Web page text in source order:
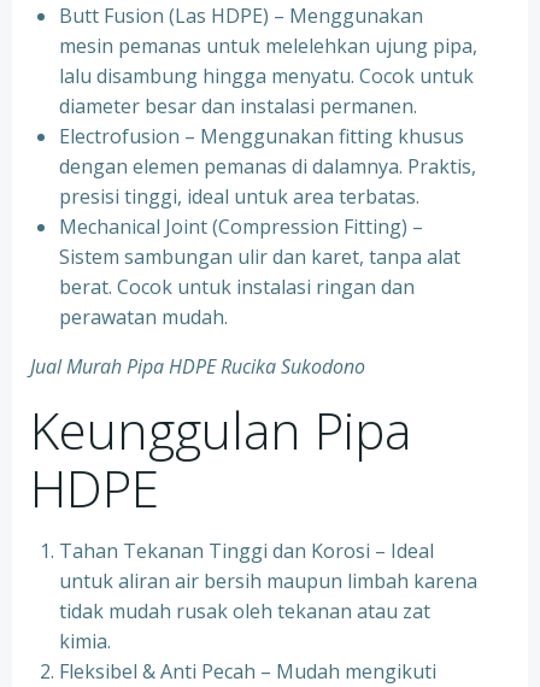
Butt Fusion (Las HDPE) – Menggunakan
mesin pemanas untuk melelehkan ujung pipa,
lalu disambung hingga menyatu. Cocok untuk
diameter besar dan instalasi permanen.
Electrofusion – Menggunakan fitting khusus
dengan elemen pemanas di dalamnya. Praktis,
presisi tinggi, ideal untuk area terbatas.
Mechanical Joint (Compression Fitting) –
Sistem sambungan ulir dan karet, tanpa alat
berat. Cocok untuk instalasi ringan dan
perawatan mudah.
Jual Murah Pipa HDPE Rucika Sukodono
Keunggulan Pipa
HDPE
Tahan Tekanan Tinggi dan Korosi – Ideal
untuk aliran air bersih maupun limbah karena
tidak mudah rusak oleh tekanan atau zat
kimia.
Fleksibel & Anti Pecah – Mudah mengikuti